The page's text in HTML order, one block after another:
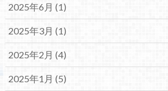
2025年6月 (1)
2025年3月 (1)
2025年2月 (4)
2025年1月 (5)